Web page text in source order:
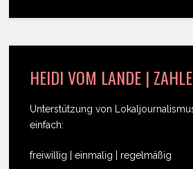
HEIDI VOM LANDE |
Unterstützung von
einfach:
freiwillig | einmalig | regelmäßig